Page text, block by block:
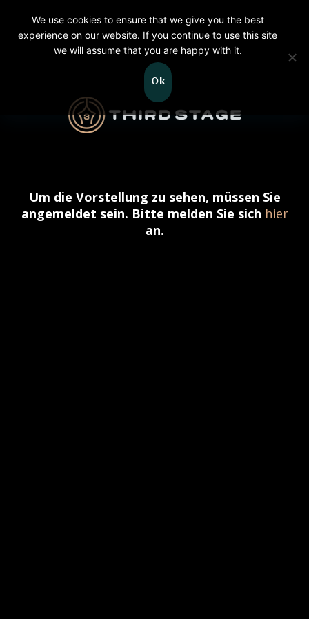
Um die Vorstellung zu sehen, müssen Sie
angemeldet sein. Bitte melden Sie sich hier
an.
We use cookies to ensure that we give you the best
experience on our website. If you continue to use this site
we will assume that you are happy with it.
Ok